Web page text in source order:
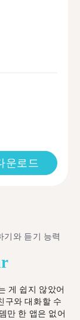
운로드
기와 듣기 능력
게 쉽지 않았어
구와 대화할 수
만 한 앱은 없어